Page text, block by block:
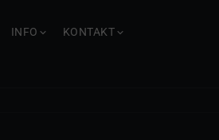
INFO KONTAKT